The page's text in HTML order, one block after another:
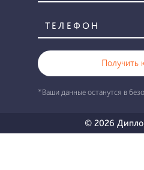
Получить
*Ваши данные останутся в
© 2026